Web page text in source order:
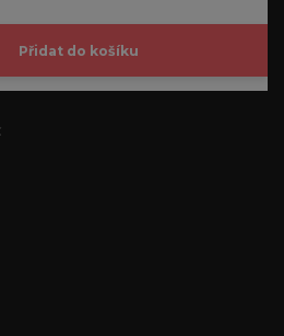
Přidat do košíku